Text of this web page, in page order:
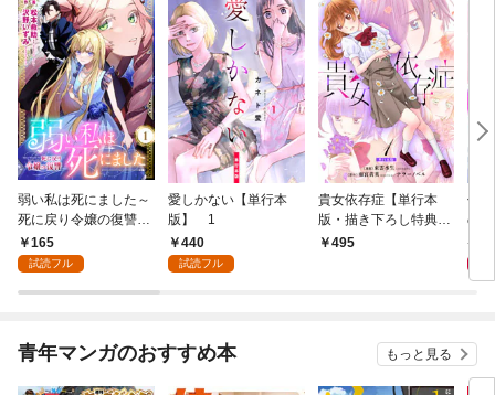
弱い私は死にました～
死に戻り令嬢の復讐
～ 1
165
試読フル
愛しかない【単行本
版】 1
440
試読フル
貴女依存症【単行本
版・描き下ろし特典付
き】 1
495
僕
の
版
青年マンガのおすすめ本 もっと見る